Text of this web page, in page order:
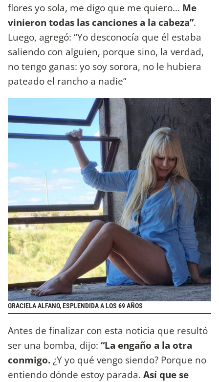
flores yo sola, me digo que me quiero... Me
vinieron todas las canciones a la cabeza”.
Luego, agregó: “Yo desconocía que él estaba
saliendo con alguien, porque sino, la verdad,
no tengo ganas: yo soy sorora, no le hubiera
pateado el rancho a nadie”
GRACIELA ALFANO, ESPLENDIDA A LOS 69 AÑOS
Antes de finalizar con esta noticia que resultó
ser una bomba, dijo: “La engaño a la otra
conmigo.¿Y yo qué vengo siendo? Porque no
entiendo dónde estoy parada. Así que se